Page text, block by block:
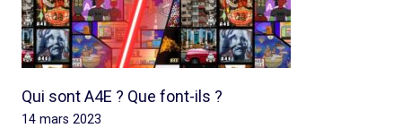
Qui sont A4E ? Que font-ils ?
14 mars 2023